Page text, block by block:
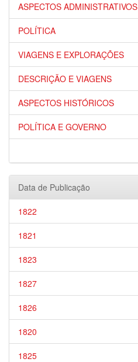
ASPECTOS ADMINISTRATIVOS
POLÍTICA
VIAGENS E EXPLORAÇÕES
DESCRIÇÃO E VIAGENS
ASPECTOS HISTÓRICOS
POLÍTICA E GOVERNO
Data de Publicação
1822
1821
1823
1827
1826
1820
1825